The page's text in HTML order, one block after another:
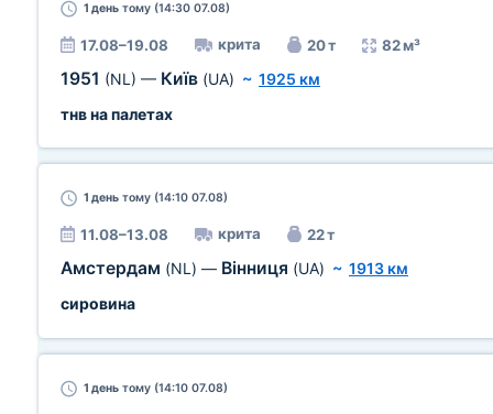
1 день тому (14:30 07.08)
17.08–19.08 крита 20 т 82 м³
1951 (NL) — Київ (UA) ~ 1925 км
тнв на палетах
1 день тому (14:10 07.08)
11.08–13.08 крита 22 т
Амстердам (NL) — Вінниця (UA) ~ 1913 км
сировина
1 день тому (14:10 07.08)